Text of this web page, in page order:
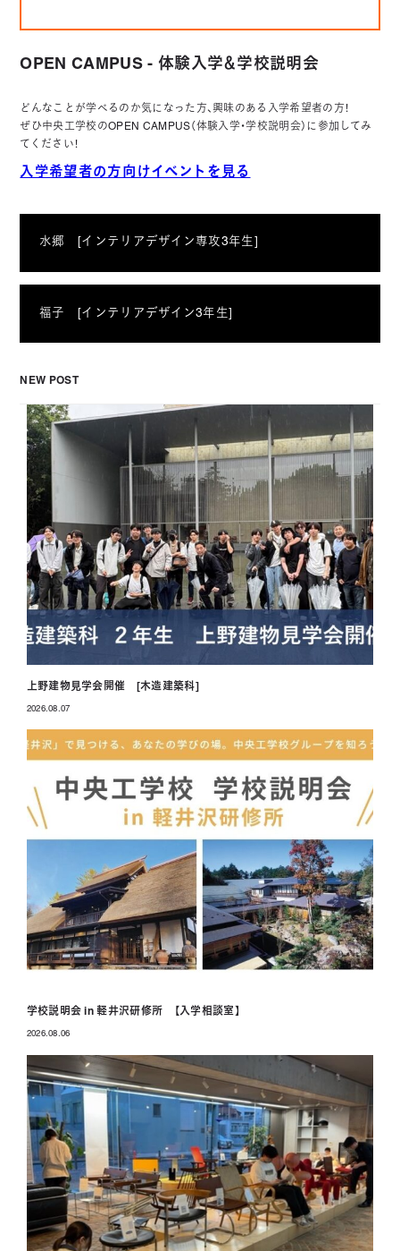
OPEN CAMPUS - 体験入学＆学校説明会
どんなことが学べるのか気になった方、興味のある入学希望者の方！
ぜひ中央工学校のOPEN CAMPUS（体験入学・学校説明会）に参加してみ
てください！
入学希望者の方向けイベントを見る
水郷 [インテリアデザイン専攻3年生]
福子 [インテリアデザイン3年生]
NEW POST
上野建物見学会開催 [木造建築科]
2026.08.07
学校説明会 in 軽井沢研修所 【入学相談室】
2026.08.06